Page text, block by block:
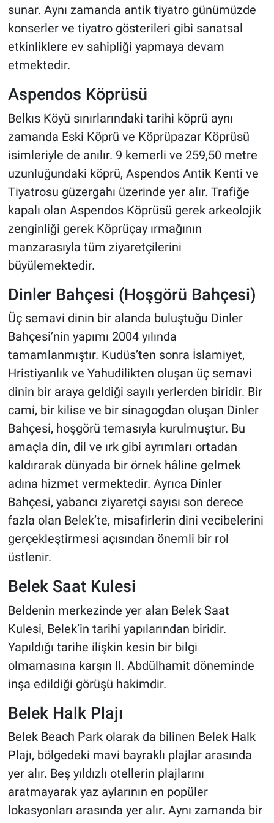
sunar. Aynı zamanda antik tiyatro günümüzde
konserler ve tiyatro gösterileri gibi sanatsal
etkinliklere ev sahipliği yapmaya devam
etmektedir.
Aspendos Köprüsü
Belkıs Köyü sınırlarındaki tarihi köprü aynı
zamanda Eski Köprü ve Köprüpazar Köprüsü
isimleriyle de anılır. 9 kemerli ve 259,50 metre
uzunluğundaki köprü, Aspendos Antik Kenti ve
Tiyatrosu güzergahı üzerinde yer alır. Trafiğe
kapalı olan Aspendos Köprüsü gerek arkeolojik
zenginliği gerek Köprüçay ırmağının
manzarasıyla tüm ziyaretçilerini
büyülemektedir.
Dinler Bahçesi (Hoşgörü Bahçesi)
Üç semavi dinin bir alanda buluştuğu Dinler
Bahçesi’nin yapımı 2004 yılında
tamamlanmıştır. Kudüs’ten sonra İslamiyet,
Hristiyanlık ve Yahudilikten oluşan üç semavi
dinin bir araya geldiği sayılı yerlerden biridir. Bir
cami, bir kilise ve bir sinagogdan oluşan Dinler
Bahçesi, hoşgörü temasıyla kurulmuştur. Bu
amaçla din, dil ve ırk gibi ayrımları ortadan
kaldırarak dünyada bir örnek hâline gelmek
adına hizmet vermektedir. Ayrıca Dinler
Bahçesi, yabancı ziyaretçi sayısı son derece
fazla olan Belek’te, misafirlerin dini vecibelerini
gerçekleştirmesi açısından önemli bir rol
üstlenir.
Belek Saat Kulesi
Beldenin merkezinde yer alan Belek Saat
Kulesi, Belek’in tarihi yapılarından biridir.
Yapıldığı tarihe ilişkin kesin bir bilgi
olmamasına karşın II. Abdülhamit döneminde
inşa edildiği görüşü hakimdir.
Belek Halk Plajı
Belek Beach Park olarak da bilinen Belek Halk
Plajı, bölgedeki mavi bayraklı plajlar arasında
yer alır. Beş yıldızlı otellerin plajlarını
aratmayarak yaz aylarının en popüler
lokasyonları arasında yer alır. Aynı zamanda bir